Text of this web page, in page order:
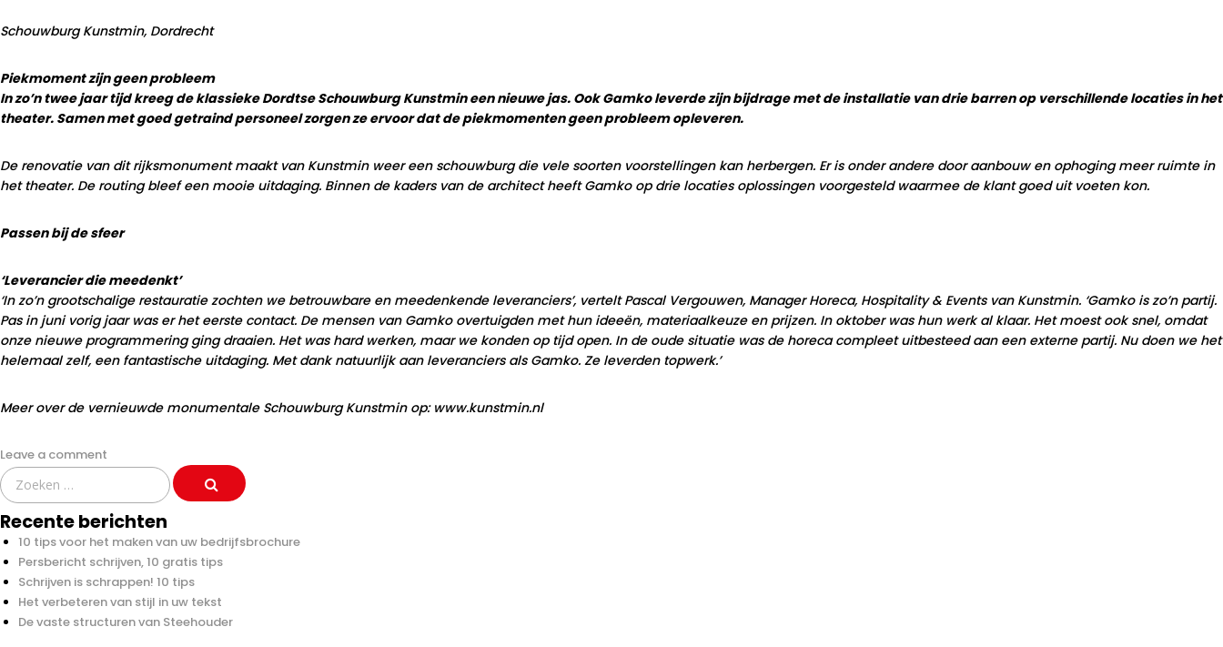
Schouwburg Kunstmin, Dordrecht
Piekmoment zijn geen probleem
In zo’n twee jaar tijd kreeg de klassieke Dordtse Schouwburg Kunstmin een nieuwe jas. Ook Gamko leverde zijn bijdrage met de installatie van drie barren op verschillende locaties in het
theater. Samen met goed getraind personeel zorgen ze ervoor dat de piekmomenten geen probleem opleveren.
De renovatie van dit rijksmonument maakt van Kunstmin weer een schouwburg die vele soorten voorstellingen kan herbergen. Er is onder andere door aanbouw en ophoging meer ruimte in
het theater. De routing bleef een mooie uitdaging. Binnen de kaders van de architect heeft Gamko op drie locaties oplossingen voorgesteld waarmee de klant goed uit voeten kon.
Passen bij de sfeer
‘Leverancier die meedenkt’
‘In zo’n grootschalige restauratie zochten we betrouwbare en meedenkende leveranciers’, vertelt Pascal Vergouwen, Manager Horeca, Hospitality & Events van Kunstmin. ‘Gamko is zo’n partij.
Pas in juni vorig jaar was er het eerste contact. De mensen van Gamko overtuigden met hun ideeën, materiaalkeuze en prijzen. In oktober was hun werk al klaar. Het moest ook snel, omdat
onze nieuwe programmering ging draaien. Het was hard werken, maar we konden op tijd open. In de oude situatie was de horeca compleet uitbesteed aan een externe partij. Nu doen we het
helemaal zelf, een fantastische uitdaging. Met dank natuurlijk aan leveranciers als Gamko. Ze leverden topwerk.’
Meer over de vernieuwde monumentale Schouwburg Kunstmin op: www.kunstmin.nl
Leave a comment
Search
for:
Recente berichten
10 tips voor het maken van uw bedrijfsbrochure
Persbericht schrijven, 10 gratis tips
Schrijven is schrappen! 10 tips
Het verbeteren van stijl in uw tekst
De vaste structuren van Steehouder